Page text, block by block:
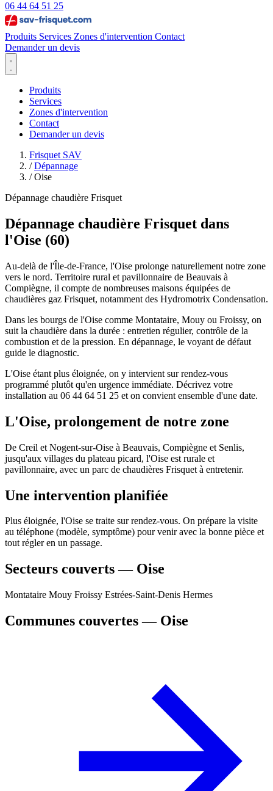
06 44 64 51 25
Produits Services Zones d'intervention Contact
Demander un devis
Produits
Services
Zones d'intervention
Contact
Demander un devis
Frisquet SAV
/ Dépannage
/ Oise
Dépannage chaudière Frisquet
Dépannage chaudière Frisquet dans
l'Oise (60)
Au-delà de l'Île-de-France, l'Oise prolonge naturellement notre zone
vers le nord. Territoire rural et pavillonnaire de Beauvais à
Compiègne, il compte de nombreuses maisons équipées de
chaudières gaz Frisquet, notamment des Hydromotrix Condensation.
Dans les bourgs de l'Oise comme Montataire, Mouy ou Froissy, on
suit la chaudière dans la durée : entretien régulier, contrôle de la
combustion et de la pression. En dépannage, le voyant de défaut
guide le diagnostic.
L'Oise étant plus éloignée, on y intervient sur rendez-vous
programmé plutôt qu'en urgence immédiate. Décrivez votre
installation au 06 44 64 51 25 et on convient ensemble d'une date.
L'Oise, prolongement de notre zone
De Creil et Nogent-sur-Oise à Beauvais, Compiègne et Senlis,
jusqu'aux villages du plateau picard, l'Oise est rurale et
pavillonnaire, avec un parc de chaudières Frisquet à entretenir.
Une intervention planifiée
Plus éloignée, l'Oise se traite sur rendez-vous. On prépare la visite
au téléphone (modèle, symptôme) pour venir avec la bonne pièce et
tout régler en un passage.
Secteurs couverts — Oise
Montataire Mouy Froissy Estrées-Saint-Denis Hermes
Communes couvertes — Oise